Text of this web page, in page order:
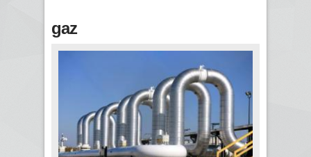
gaz